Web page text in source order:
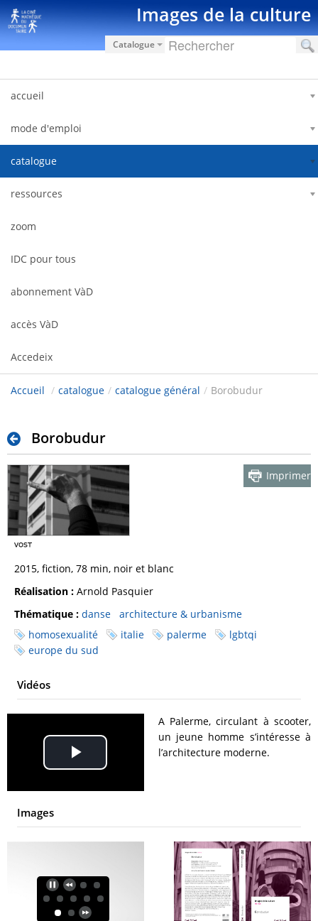
Salta al contigut Images de la culture
Catalogue
accueil
mode d'emploi
catalogue
ressources
zoom
IDC pour tous
abonnement VàD
accès VàD
Accedeix
Accueil / catalogue / catalogue général / Borobudur
Borobudur
Imprimer
2015, fiction, 78 min, noir et blanc
Réalisation : Arnold Pasquier
Thématique : danse
architecture & urbanisme
homosexualité
italie palerme
lgbtqi
europe du sud
Vidéos
Play
Video
A Palerme, circulant à scooter,
un jeune homme s’intéresse à
l’architecture moderne.
Images